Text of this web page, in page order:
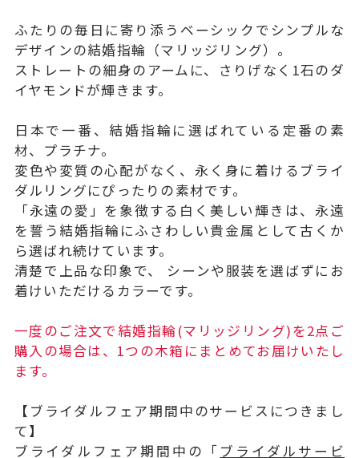
ふたりの毎日に寄り添うベーシックでシンプルな
デザインの結婚指輪（マリッジリング）。
ストレートの細身のアームに、さりげなく1石のダ
イヤモンドが輝きます。
日本で一番、結婚指輪に選ばれている定番の素
材、プラチナ。
変色や変質の心配がなく、永く身に着けるブライ
ダルリングにぴったりの素材です。
「永遠の愛」を象徴する白く美しい輝きは、永遠
を誓う結婚指輪にふさわしい貴金属として古くか
ら選ばれ続けています。
清楚で上品な印象で、 シーンや服装を選ばずにお
着けいただけるカラーです。
一度のご注文で結婚指輪(マリッジリング)を2点ご
購入の場合は、1つの木箱にまとめてお届けいたし
ます。
【ブライダルフェア期間中のサービスにつきまし
て】
ブライダルフェア期間中の「 ブライダルサービ